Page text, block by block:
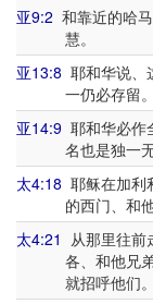
亚9:2 和靠近的哈
慧。
亚13:8 耶和华说、
一仍必存留。
亚14:9 耶和华必作
名也是独一
太4:18 耶稣在加利
的西门、和
太4:21 从那里往前
各、和他兄
就招呼他们。